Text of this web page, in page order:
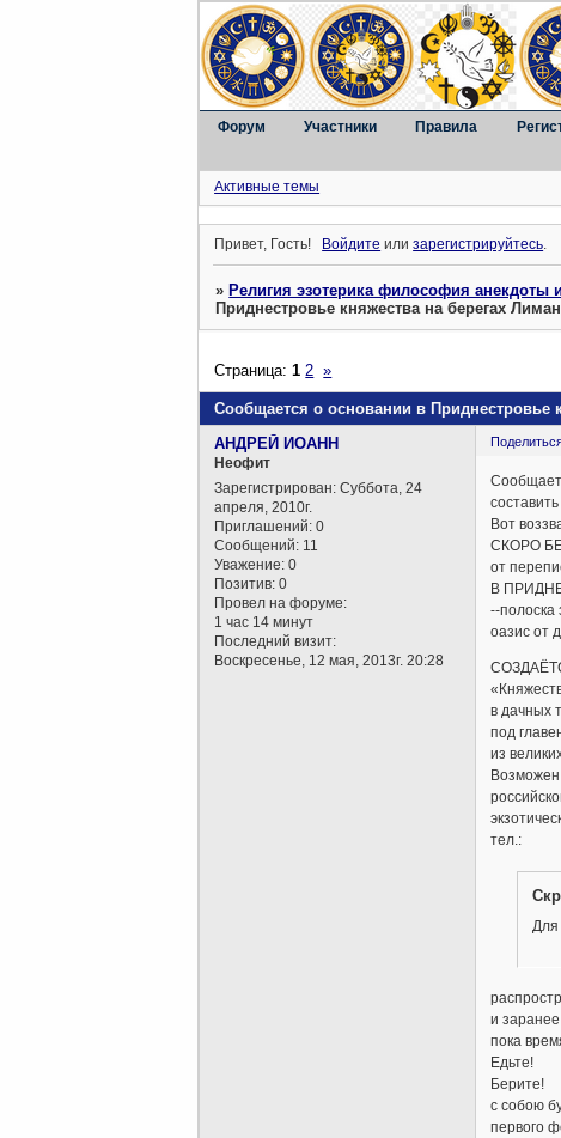
Форум Участники Правила
Активные темы
Привет, Гость! Войдите илизарегистрируйтесь.
»Религия эзотерика философия
Приднестровье княжества на берегах
Сообщается о основании в Приднестровье
Страница:1 2 »
АНДРЕЙ ИОАНН
Неофит
Зарегистрирован: Суббота, 24
апреля, 2010г.
Приглашений: 0
Сообщений: 11
Уважение: 0
Позитив: 0
Провел на форуме:
1 час 14 минут
Последний визит:
Воскресенье, 12 мая, 2013г. 20:28
Вот
СКОРО
от
В
--полоска
оазис от
в дачных
под
из
тел.:
Для
и заранее
пока
Едьте!
Берите!
с собою
первого